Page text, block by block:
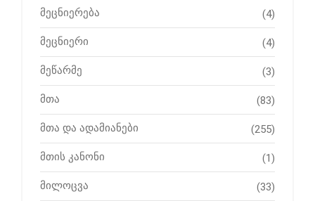
მეცნიერება (4)
მეცნიერი (4)
მეწარმე (3)
მთა (83)
მთა და ადამიანები (255)
მთის კანონი (1)
მილოცვა (33)